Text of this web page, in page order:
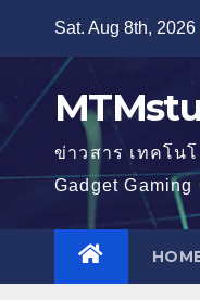
content
Sat. Aug 8th, 2026
ข่าวสาร เทคโน
Gadget Gaming